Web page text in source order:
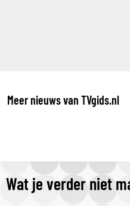
Meer nieuws van TVgids.nl
Wat je verder niet